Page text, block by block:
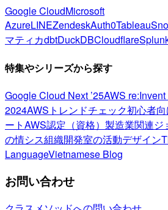
Google CloudMicrosoft
AzureLINEZendeskAuth0Tableau
マティカdbtDuckDBCloudflare
特集やシリーズから探す
Google Cloud Next ’25AWS
2024AWSトレンドチェック初心者
ートAWS認定（資格） 製造業関連ジ
の情シス組織開発室の活動デザイン
LanguageVietnamese Blog
お問い合わせ